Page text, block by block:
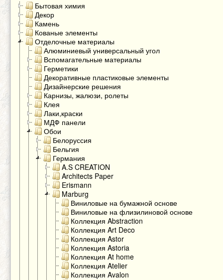
Бытовая химия
Декор
Камень
Кованые элементы
Отделочные материалы
Алюминиевый универсальный угол
Вспомагательные материалы
Герметики
Декоративные пластиковые элементы
Дизайнерские решения
Карнизы, жалюзи, ролеты
Клея
Лаки,краски
МДФ панели
Обои
Белоруссия
Бельгия
Германия
A.S CREATION
Architects Paper
Erismann
Marburg
Виниловые на бумажной основе
Виниловые на флизилиновой основе
Коллекция Abstraction
Коллекция Art Deco
Коллекция Astor
Коллекция Astoria
Коллекция At home
Коллекция Atelier
Коллекция Avalon